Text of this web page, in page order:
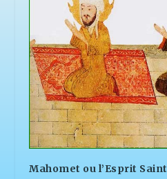
Mahomet ou l’Esprit Saint